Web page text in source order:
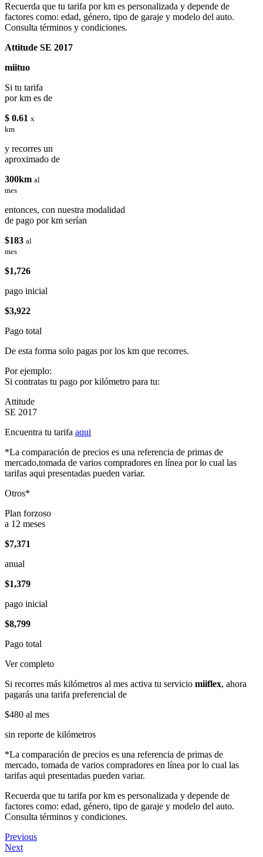
Recuerda que tu tarifa por km es personalizada y depende de
factores como: edad, género, tipo de garaje y modelo del auto.
Consulta términos y condiciones.
Attitude SE 2017
miituo
Si tu tarifa
por km es de
$ 0.61 x
km
y recorres un
aproximado de
300km al
mes
entonces, con nuestra modalidad
de pago por km serían
$183 al
mes
$1,726
pago inicial
$3,922
Pago total
De esta forma solo pagas por los km que recorres.
Por ejemplo:
Si contratas tu pago por kilómetro para tu:
Attitude
SE 2017
Encuentra tu tarifa aqui
*La comparación de precios es una referencia de primas de
mercado,tomada de varios compradores en línea por lo cual las
tarifas aqui presentadas pueden variar.
Otros*
Plan forzoso
a 12 meses
$7,371
anual
$1,379
pago inicial
$8,799
Pago total
Ver completo
Si recorres más kilómetros al mes activa tu servicio miiflex, ahora
pagarás una tarifa preferencial de
$480 al mes
sin reporte de kilómetros
*La comparación de precios es una referencia de primas de
mercado, tomada de varios compradores en línea por lo cual las
tarifas aqui presentadas pueden variar.
Recuerda que tu tarifa por km es personalizada y depende de
factores como: edad, género, tipo de garaje y modelo del auto.
Consulta términos y condiciones.
Previous
Next